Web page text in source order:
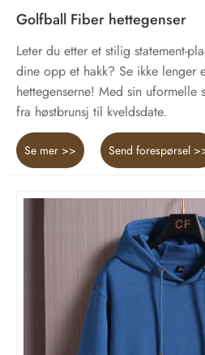
Golfball Fiber hettegenser
Leter du etter et stilig statement-
dine opp et hakk? Se ikke lenger
hettegenserne! Med sin
fra høstbrunsj til kveldsdate.
Se mer >> Send forespørsel